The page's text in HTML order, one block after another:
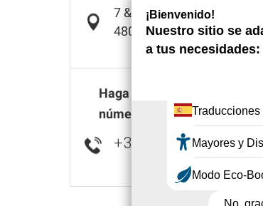
7 & 8 place Urbain V
48000 MENDE
Haga clic para mostrar el(los)
número(s)
+33 4 66 45 98▒▒